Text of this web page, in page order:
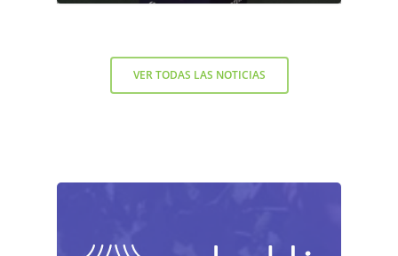
VER TODAS LAS NOTICIAS